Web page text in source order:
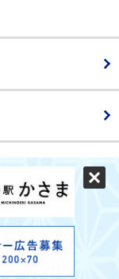
ソコン版